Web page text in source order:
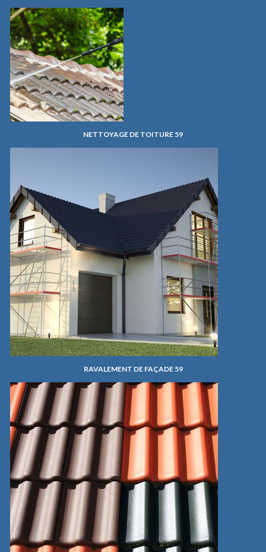
NETTOYAGE DE TOITURE 59
RAVALEMENT DE FAÇADE 59